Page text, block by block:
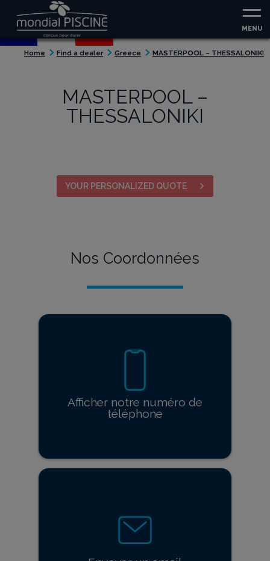
MENU
Home Find a dealer Greece MASTERPOOL – THESSALONIKI
MASTERPOOL –
THESSALONIKI
YOUR PERSONALIZED QUOTE
Nos Coordonnées
Afficher notre numéro de
téléphone